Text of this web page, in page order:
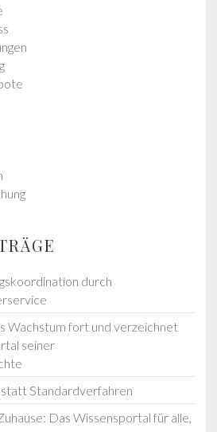
durch
Wachstum fort und verzeichnet
seiner
statt Standardverfahren
Das Wissensportal für alle,